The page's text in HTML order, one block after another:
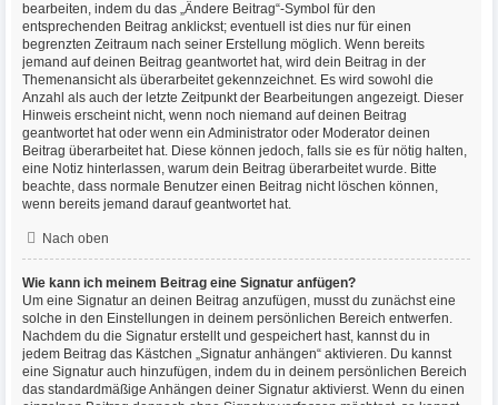
bearbeiten, indem du das „Ändere Beitrag“-Symbol für den
entsprechenden Beitrag anklickst; eventuell ist dies nur für einen
begrenzten Zeitraum nach seiner Erstellung möglich. Wenn bereits
jemand auf deinen Beitrag geantwortet hat, wird dein Beitrag in der
Themenansicht als überarbeitet gekennzeichnet. Es wird sowohl die
Anzahl als auch der letzte Zeitpunkt der Bearbeitungen angezeigt. Dieser
Hinweis erscheint nicht, wenn noch niemand auf deinen Beitrag
geantwortet hat oder wenn ein Administrator oder Moderator deinen
Beitrag überarbeitet hat. Diese können jedoch, falls sie es für nötig halten,
eine Notiz hinterlassen, warum dein Beitrag überarbeitet wurde. Bitte
beachte, dass normale Benutzer einen Beitrag nicht löschen können,
wenn bereits jemand darauf geantwortet hat.
Nach oben
Wie kann ich meinem Beitrag eine Signatur anfügen?
Um eine Signatur an deinen Beitrag anzufügen, musst du zunächst eine
solche in den Einstellungen in deinem persönlichen Bereich entwerfen.
Nachdem du die Signatur erstellt und gespeichert hast, kannst du in
jedem Beitrag das Kästchen „Signatur anhängen“ aktivieren. Du kannst
eine Signatur auch hinzufügen, indem du in deinem persönlichen Bereich
das standardmäßige Anhängen deiner Signatur aktivierst. Wenn du einen